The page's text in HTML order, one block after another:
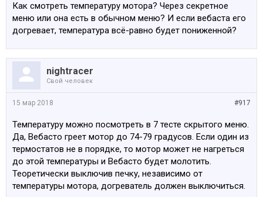
Как смотреть температуру мотора? Через секретное
меню или она есть в обычном меню? И если вебаста его
догревает, температура всё-равно будет пониженной?
nightracer
Свой человек
#917
15 мар 2018
Температуру можно посмотреть в 7 тесте скрытого меню.
Да, Вебасто греет мотор до 74-79 градусов. Если один из
термостатов не в порядке, то мотор может не нагреться
до этой температуры и Вебасто будет молотить.
Теоретически выключив печку, независимо от
температуры мотора, догреватель должен выключиться.